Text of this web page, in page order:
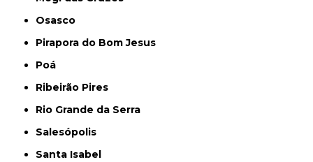
Osasco
Pirapora do Bom Jesus
Poá
Ribeirão Pires
Rio Grande da Serra
Salesópolis
Santa Isabel